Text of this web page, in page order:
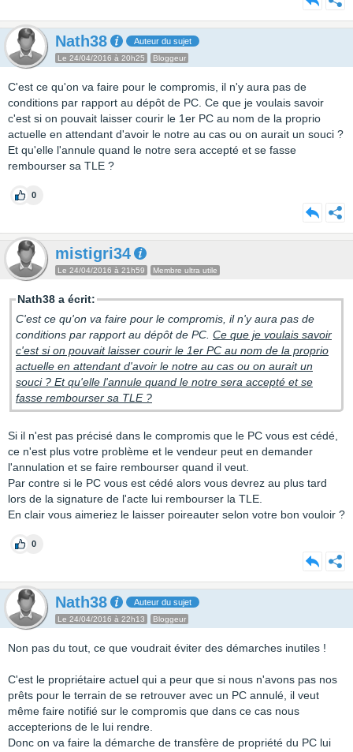
Nath38 Auteur du sujet
Le 24/04/2016 à 20h25 Bloggeur
C'est ce qu'on va faire pour le compromis, il n'y aura pas de
conditions par rapport au dépôt de PC. Ce que je voulais savoir
c'est si on pouvait laisser courir le 1er PC au nom de la proprio
actuelle en attendant d'avoir le notre au cas ou on aurait un souci ?
Et qu'elle l'annule quand le notre sera accepté et se fasse
rembourser sa TLE ?
0
mistigri34
Le 24/04/2016 à 21h59 Membre ultra utile
Nath38 a écrit:
C'est ce qu'on va faire pour le compromis, il n'y aura pas de
conditions par rapport au dépôt de PC. Ce que je voulais savoir
c'est si on pouvait laisser courir le 1er PC au nom de la proprio
actuelle en attendant d'avoir le notre au cas ou on aurait un
souci ? Et qu'elle l'annule quand le notre sera accepté et se
fasse rembourser sa TLE ?
Si il n'est pas précisé dans le compromis que le PC vous est cédé,
ce n'est plus votre problème et le vendeur peut en demander
l'annulation et se faire rembourser quand il veut.
Par contre si le PC vous est cédé alors vous devrez au plus tard
lors de la signature de l'acte lui rembourser la TLE.
En clair vous aimeriez le laisser poireauter selon votre bon vouloir ?
0
Nath38 Auteur du sujet
Le 24/04/2016 à 22h13 Bloggeur
Non pas du tout, ce que voudrait éviter des démarches inutiles !
C'est le propriétaire actuel qui a peur que si nous n'avons pas nos
prêts pour le terrain de se retrouver avec un PC annulé, il veut
même faire notifié sur le compromis que dans ce cas nous
accepterions de le lui rendre.
Donc on va faire la démarche de transfère de propriété du PC lui